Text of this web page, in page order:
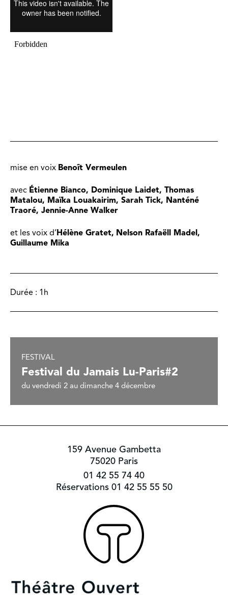
mise en voix Benoît Vermeulen
avec Étienne Bianco, Dominique Laidet, Thomas
Matalou, Maïka Louakairim, Sarah Tick, Nanténé
Traoré, Jennie-Anne Walker
et les voix d’Hélène Gratet, Nelson Rafaëll Madel,
Guillaume Mika
Durée : 1h
FESTIVAL
Festival du Jamais Lu-Paris#2
du vendredi 2 au dimanche 4 décembre
159 Avenue Gambetta
75020 Paris
01 42 55 74 40
Réservations 01 42 55 55 50